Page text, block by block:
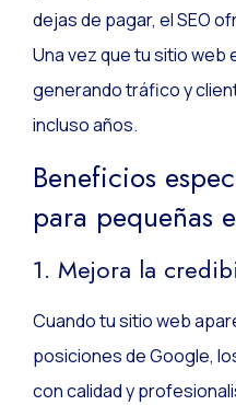
dejas de pagar, el SEO
Una vez que tu sitio
generando tráfico y
incluso años.
Beneficios
para pequeñas
1. Mejora la
Cuando tu sitio web
posiciones de Google,
con calidad y